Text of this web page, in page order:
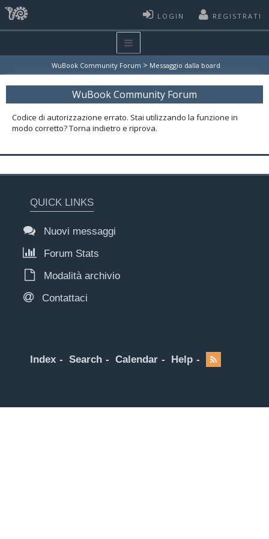
LOGIN REGISTRATI
WuBook Community Forum > Messaggio dalla board
WuBook Community Forum
Codice di autorizzazione errato. Stai utilizzando la funzione in
modo corretto? Torna indietro e riprova.
QUICK LINKS
Nuovi messaggi
Forum Stats
Modalità archivio
Contattaci
Index Search Calendar Help